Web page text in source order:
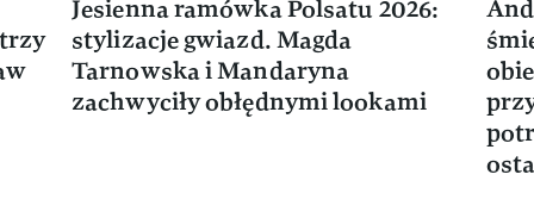
Jesienna ramówka Polsatu 2026:
stylizacje gwiazd. Magda
Tarnowska i Mandaryna
zachwyciły obłędnymi lookami